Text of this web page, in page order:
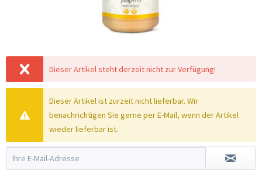
Dieser Artikel steht derzeit nicht zur Verfügung!
Dieser Artikel ist zurzeit nicht lieferbar. Wir
benachrichtigen Sie gerne per E-Mail, wenn der Artikel
wieder lieferbar ist.